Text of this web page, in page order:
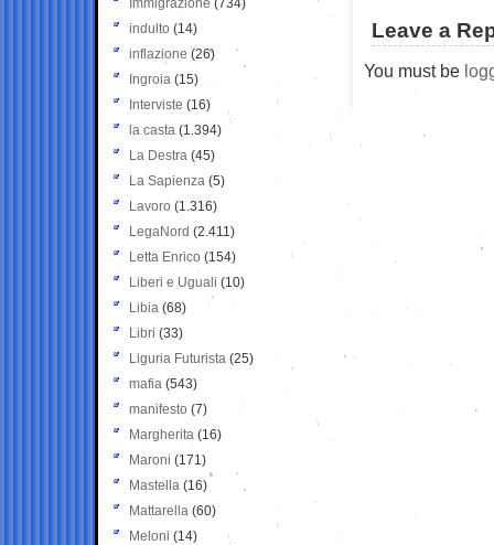
Leave a
You must be
Immigrazione (734)
indulto (14)
inflazione (26)
Ingroia (15)
Interviste (16)
la casta (1.394)
La Destra (45)
La Sapienza (5)
Lavoro (1.316)
LegaNord (2.411)
Letta Enrico (154)
Liberi e Uguali (10)
Libia (68)
Libri (33)
Liguria Futurista (25)
mafia (543)
manifesto (7)
Margherita (16)
Maroni (171)
Mastella (16)
Mattarella (60)
Meloni (14)